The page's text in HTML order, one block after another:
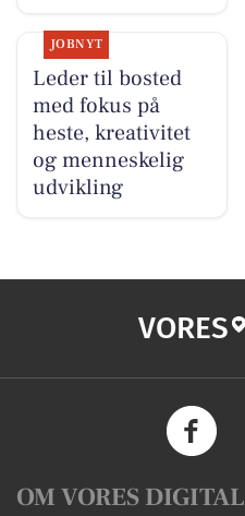
JOBNYT
Leder til bosted
med fokus på
heste, kreativitet
og menneskelig
udvikling
VORES
OM VORES DIGITAL